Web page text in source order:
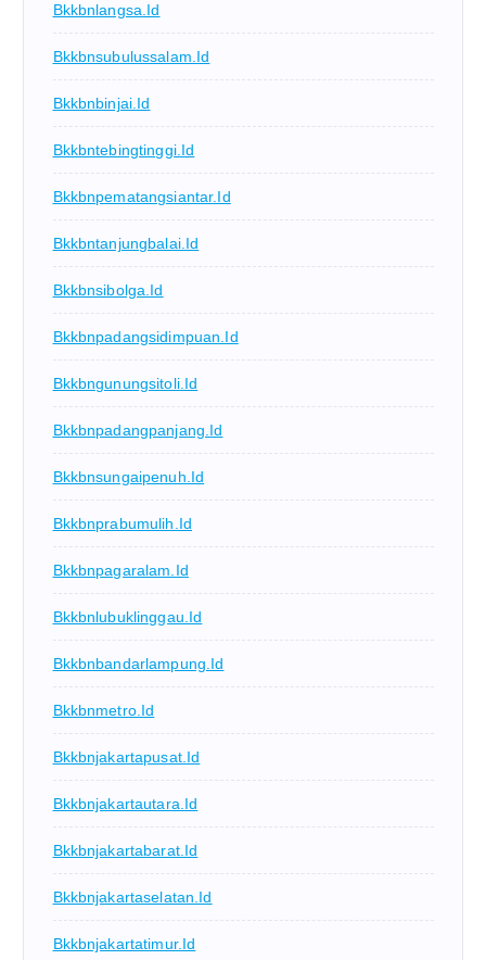
Bkkbnlangsa.id
Bkkbnsubulussalam.id
Bkkbnbinjai.id
Bkkbntebingtinggi.id
Bkkbnpematangsiantar.id
Bkkbntanjungbalai.id
Bkkbnsibolga.id
Bkkbnpadangsidimpuan.id
Bkkbngunungsitoli.id
Bkkbnpadangpanjang.id
Bkkbnsungaipenuh.id
Bkkbnprabumulih.id
Bkkbnpagaralam.id
Bkkbnlubuklinggau.id
Bkkbnbandarlampung.id
Bkkbnmetro.id
Bkkbnjakartapusat.id
Bkkbnjakartautara.id
Bkkbnjakartabarat.id
Bkkbnjakartaselatan.id
Bkkbnjakartatimur.id